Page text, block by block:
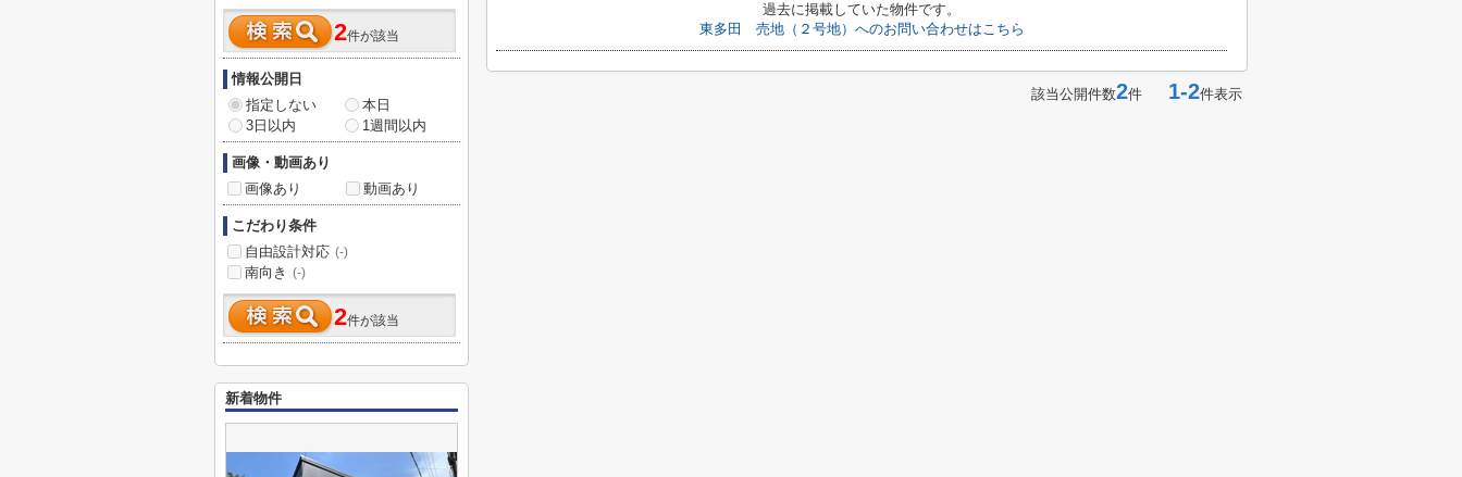
過去に掲載していた物件です。
東多田 売地（２号地）へのお問い合わせはこちら
該当公開件数2件 1-2件表示
2件が該当
情報公開日
指定しない
本日
3日以内
1週間以内
画像・動画あり
画像あり
動画あり
こだわり条件
自由設計対応 (-)
南向き (-)
2件が該当
新着物件